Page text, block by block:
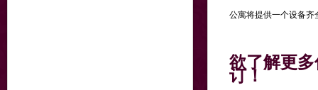
公寓将提供一个设备齐
欲了解更
订！